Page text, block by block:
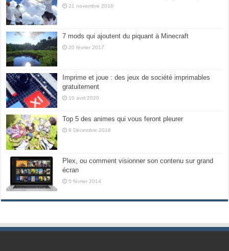
21 novembre 2018
7 mods qui ajoutent du piquant à Minecraft
20 février 2017
Imprime et joue : des jeux de société imprimables
gratuitement
10 avril 2020
Top 5 des animes qui vous feront pleurer
8 Décembre 2018
Plex, ou comment visionner son contenu sur grand
écran
5 février 2014